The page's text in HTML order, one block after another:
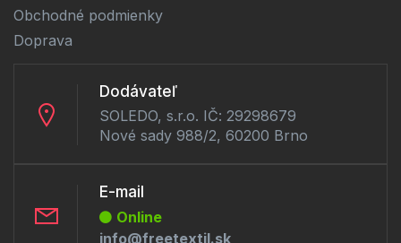
Obchodné podmienky
Doprava
Dodávateľ
SOLEDO, s.r.o. IČ: 29298679
Nové sady 988/2, 60200 Brno
E-mail
Online
info@freetextil.sk